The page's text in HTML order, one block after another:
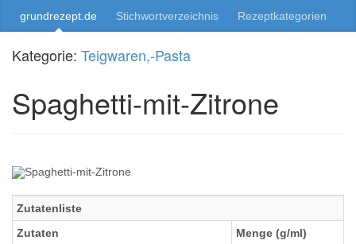
grundrezept.de Stichwortverzeichnis Rezeptkategorien
Kategorie: Teigwaren,-Pasta
Spaghetti-mit-Zitrone
Zutatenliste
Zutaten
Menge (g/ml)